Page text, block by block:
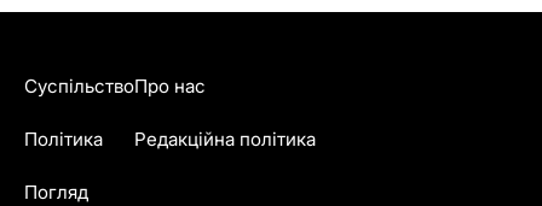
Суспільство
Політика
Погляд
Про нас
Редакційна політика